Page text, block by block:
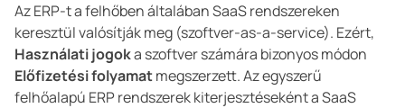
Az ERP-t a felhőben általában SaaS rendszereken
keresztül valósítják meg (szoftver-as-a-service). Ezért,
Használati jogoka szoftver számára bizonyos módon
Előfizetési folyamatmegszerzett. Az egyszerű
felhőalapú ERP rendszerek kiterjesztéseként a SaaS